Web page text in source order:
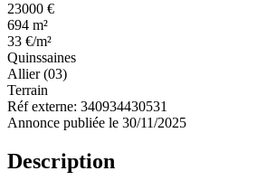
23000 €
694 m²
33 €/m²
Quinssaines
Allier (03)
Terrain
Réf externe: 340934430531
Annonce publiée le 30/11/2025
Description